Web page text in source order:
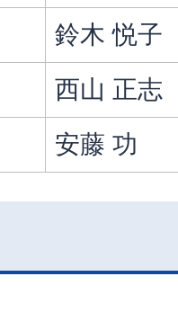
鈴木 悦子
西山 正志
安藤 功